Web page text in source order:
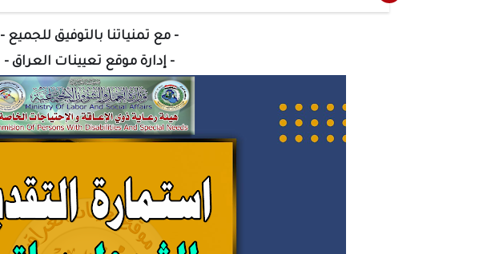
- مع تمنياتنا بالتوفيق للجميع -
- إدارة موقع تعيينات العراق -